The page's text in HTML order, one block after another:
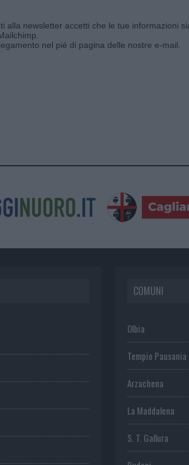
alla newsletter accetti che le tue informazioni
nel piè di pagina delle nostre e-mail.
COMUNI
Olbia
Tempio Pausania
Arzachena
La Maddalena
S. T. Gallura